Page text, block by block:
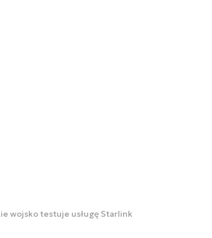
wojsko testuje usługę Starlink